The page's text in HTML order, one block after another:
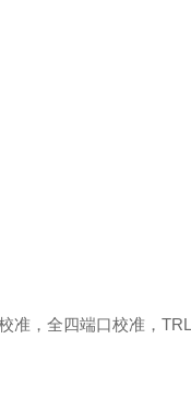
准，全四端口校准， TRL